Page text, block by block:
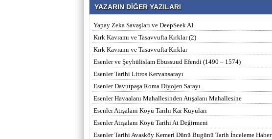
YAZARIN DİĞER YAZILARI
Yapay Zeka Savaşları ve DeepSeek AI
Kırk Kavramı ve Tasavvufta Kırklar (2)
Kırk Kavramı ve Tasavvufta Kırklar
Esenler ve Şeyhülislam Ebussuud Efendi (1490 – 1574)
Esenler Tarihi Litros Kervansarayı
Esenler Davutpaşa Roma Diyojen Sarayı
Esenler Havaalanı Mahallesinden Atışalanı Mahallesine
Esenler Atışalanı Köyü Tarihi Kar Kuyuları
Esenler Atışalanı Köyü Tarihi At Değirmeni
Esenler Tarihi Avasköy Kemeri Dünü Bugünü Tarih İnceleme Haber